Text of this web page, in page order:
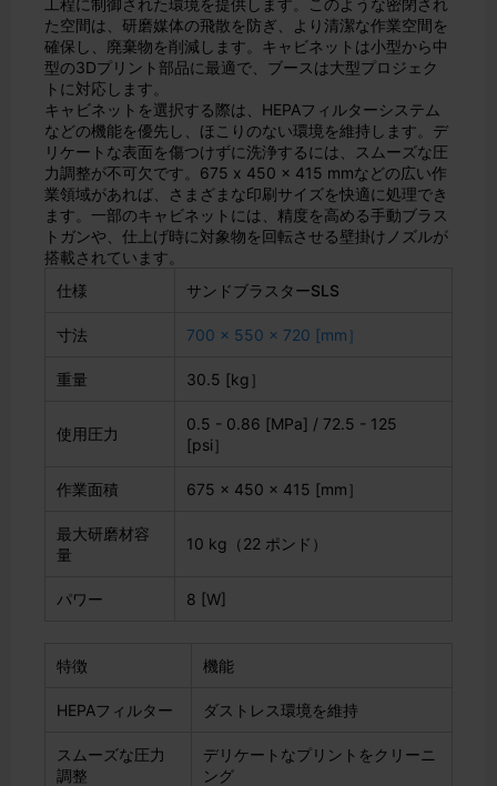
工程に制御された環境を提供します。このような密閉され
た空間は、研磨媒体の飛散を防ぎ、より清潔な作業空間を
確保し、廃棄物を削減します。キャビネットは小型から中
型の3Dプリント部品に最適で、ブースは大型プロジェク
トに対応します。
キャビネットを選択する際は、HEPAフィルターシステム
などの機能を優先し、ほこりのない環境を維持します。デ
リケートな表面を傷つけずに洗浄するには、スムーズな圧
力調整が不可欠です。675 x 450 x 415 mmなどの広い作
業領域があれば、さまざまな印刷サイズを快適に処理でき
ます。一部のキャビネットには、精度を高める手動ブラス
トガンや、仕上げ時に対象物を回転させる壁掛けノズルが
搭載されています。
仕様
サンドブラスターSLS
寸法 700 x 550 x 720 [mm］
重量 30.5 [kg］
使用圧力
0.5 - 0.86 [MPa] / 72.5 - 125
[psi］
作業面積 675 x 450 x 415 [mm］
最大研磨材容
量
10 kg（22 ポンド）
パワー 8 [W]
特徴 機能
HEPAフィルター ダストレス環境を維持
スムーズな圧力
調整
デリケートなプリントをクリーニ
ング